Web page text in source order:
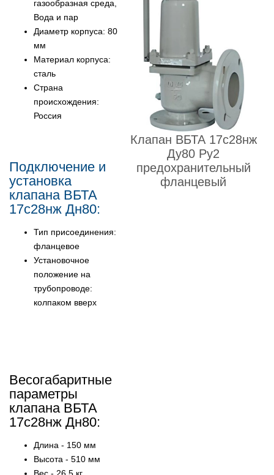
газообразная среда,
Вода и пар
Диаметр корпуса: 80
мм
Материал корпуса:
сталь
Страна
происхождения:
Россия
Подключение и
установка
клапана ВБТА
17с28нж Дн80:
Тип присоединения:
фланцевое
Установочное
положение на
трубопроводе:
колпаком вверх
Клапан ВБТА 17с28нж
Ду80 Ру2
предохранительный
фланцевый
Весогабаритные
параметры
клапана ВБТА
17с28нж Дн80:
Длина - 150 мм
Высота - 510 мм
Вес - 26.5 кг